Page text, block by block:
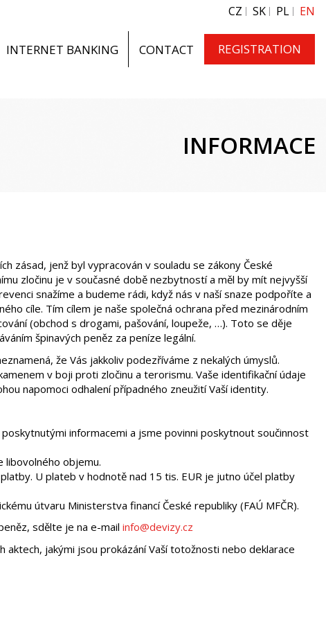
CZ SK PL EN
INTERNET BANKING CONTACT REGISTRATION
INFORMACE
zásad, jenž byl vypracován v souladu se zákony České
zločinu je v současné době nezbytností a měl by mít nejvyšší
snažíme a budeme rádi, když nás v naší snaze podpoříte a
cíle. Tím cílem je naše společná ochrana před mezinárodním
(obchod s drogami, pašování, loupeže, …). Toto se děje
špinavých peněz za peníze legální.
že Vás jakkoliv podezříváme z nekalých úmyslů.
v boji proti zločinu a terorismu. Vaše identifikační údaje
napomoci odhalení případného zneužití Vaší identity.
informacemi a jsme povinni poskytnout součinnost
libovolného objemu.
U plateb v hodnotě nad 15 tis. EUR je jutno účel platby
útvaru Ministerstva financí České republiky (FAÚ MFČR).
sdělte je na e-mail info@devizy.cz
jakými jsou prokázání Vaší totožnosti nebo deklarace